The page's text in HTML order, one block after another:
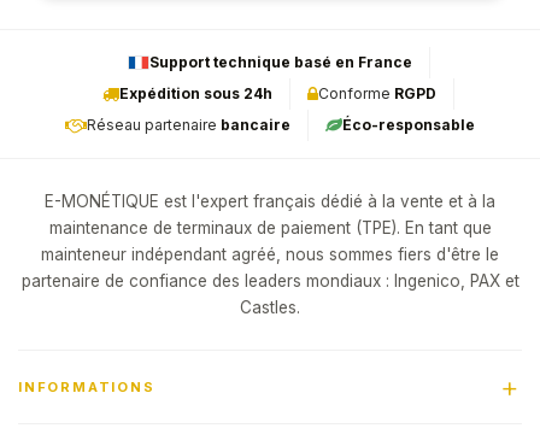
Support technique basé en France
Expédition sous 24h
Conforme RGPD
Réseau partenaire bancaire Éco-responsable
E-MONÉTIQUE est l'expert français dédié à la vente et à la
maintenance de terminaux de paiement (TPE). En tant que
mainteneur indépendant agréé, nous sommes fiers d'être le
partenaire de confiance des leaders mondiaux : Ingenico, PAX et
Castles.
INFORMATIONS